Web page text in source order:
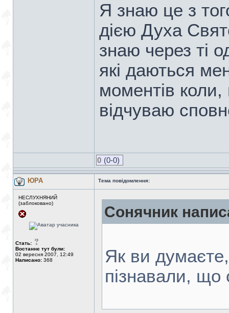
Я знаю це з
дією Духа
знаю через ті
які даються
моментів
відчуваю
0 (0-0)
ЮРА Тема повідомлення:
НЕСЛУХНЯНИЙ
(заблоковано)
Стать:
Востаннє тут були:
02 вересня 2007, 12:49
Написано: 368
Сонячник
Як ви
пізнавали,